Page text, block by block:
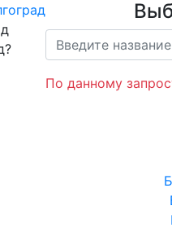
По данному